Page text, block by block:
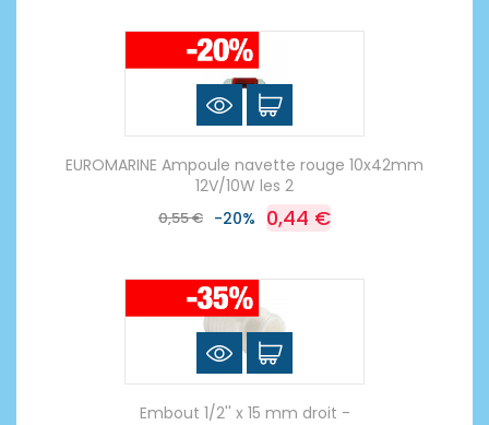
EUROMARINE Ampoule navette rouge 10x42mm
12V/10W les 2
0,55 € -20% 0,44 €
Embout 1/2'' x 15 mm droit -